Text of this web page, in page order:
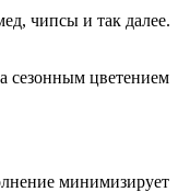
чипсы и так далее.
сезонным цветением
минимизирует